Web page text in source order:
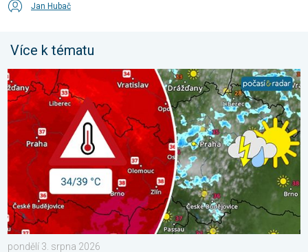
Jan Hubač
Více k tématu
Teploty porostou až ke 39 stupňům. Od úterý i bouřky. . .
pondělí 3. srpna 2026